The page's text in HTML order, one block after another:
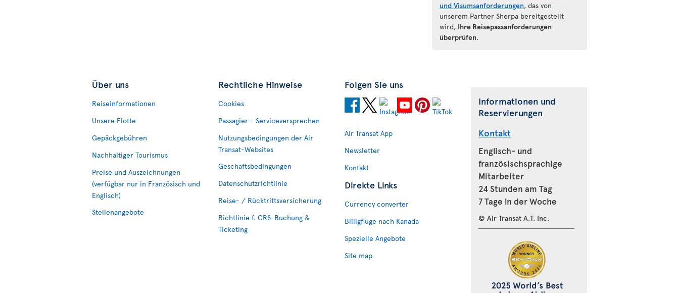
und Visumsanforderungen, das von
unserem Partner Sherpa bereitgestellt
wird, Ihre Reisepassanforderungen
überprüfen.
Über uns
Reiseinformationen
Unsere Flotte
Gepäckgebühren
Nachhaltiger Tourismus
Preise und Auszeichnungen
(verfügbar nur in Französisch und
Englisch)
Stellenangebote
Rechtliche Hinweise
Cookies
Passagier - Serviceversprechen
Nutzungsbedingungen der Air
Transat-Websites
Geschäftsbedingungen
Datenschutzrichtlinie
Reise- / Rücktrittsversicherung
Richtlinie f. CRS-Buchung &
Ticketing
Folgen Sie uns
Air Transat App
Newsletter
Kontakt
Direkte Links
Currency converter
Billigflüge nach Kanada
Spezielle Angebote
Site map
Informationen und
Reservierungen
Kontakt
Englisch- und
französischsprachige
Mitarbeiter
24 Stunden am Tag
7 Tage in der Woche
© Air Transat A.T. Inc.